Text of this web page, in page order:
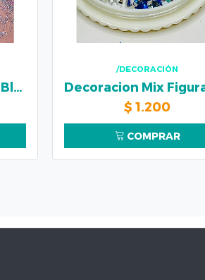
Decoracion Mariposa Blanca
/DECORACIÓN
$1.200
COMPRAR